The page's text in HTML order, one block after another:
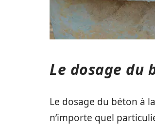
Le dosage du
Le dosage du béton à
n’importe quel